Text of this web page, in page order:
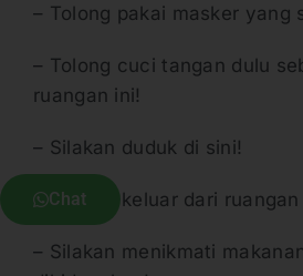
– Tolong pakai masker yang
– Tolong cuci tangan dulu
ruangan ini!
– Silakan duduk di sini!
– Silakan keluar dari ruangan
– Silakan menikmati
Chat